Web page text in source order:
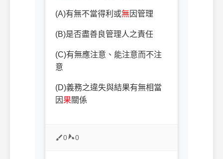
(A)有無不當得利或無 因管理
(B)是否盡善良管理人之責任
(C)有無應注意、能注意而不注
意
(D)義務之違失與結果有無相當
因 果關係
0 0